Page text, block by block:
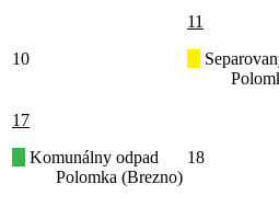
10
11
17
Komunálny odpad
Polomka (Brezno)
18